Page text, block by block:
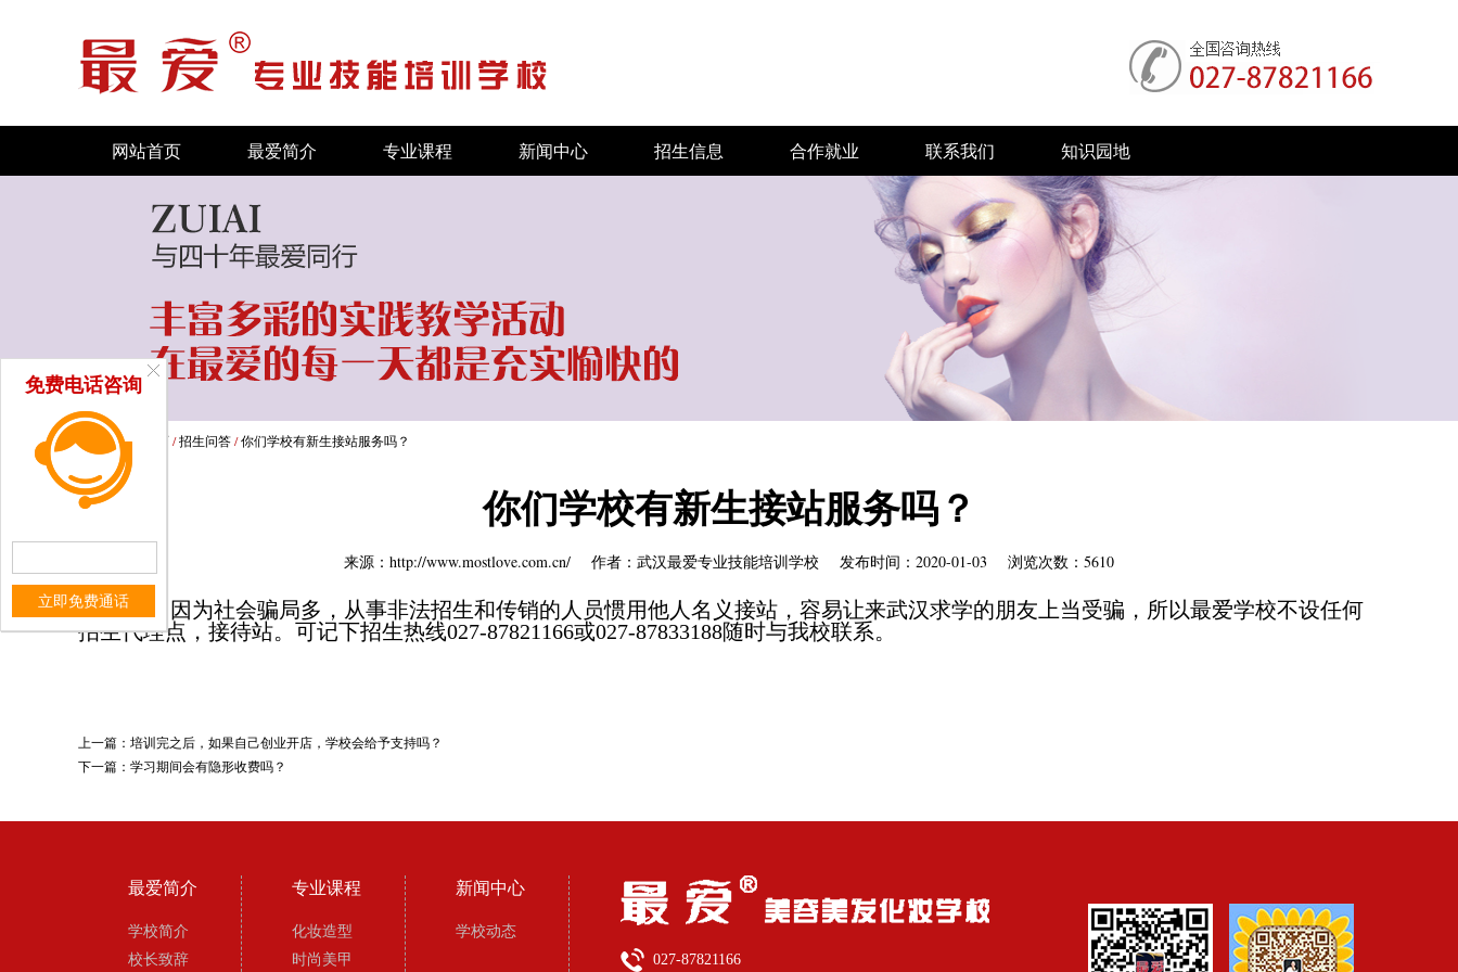
网站首页 最爱简介 专业课程 新闻中心 招生信息 合作就业 联系我们 知识园地
当前位置： 首页/招生问答/你们学校有新生接站服务吗？
你们学校有新生接站服务吗？
来源：http://www.mostlove.com.cn/ 作者：武汉最爱专业技能培训学校 发布时间：2020-01-03 浏览次数：5610
没有。因为社会骗局多，从事非法招生和传销的人员惯用他人名义接站，容易让来武汉求学的朋友上当受骗，所以最爱学校不设任何
招生代理点，接待站。可记下招生热线027-87821166或027-87833188随时与我校联系。
上一篇： 培训完之后，如果自己创业开店，学校会给予支持吗？
下一篇： 学习期间会有隐形收费吗？
最爱简介
学校简介
校长致辞
专业课程
化妆造型
时尚美甲
新闻中心
学校动态
027-87821166
免费电话咨询
立即免费通话